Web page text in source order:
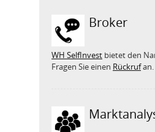
Broker
WH SelfInvest bietet den
Fragen Sie einen Rückrufan.